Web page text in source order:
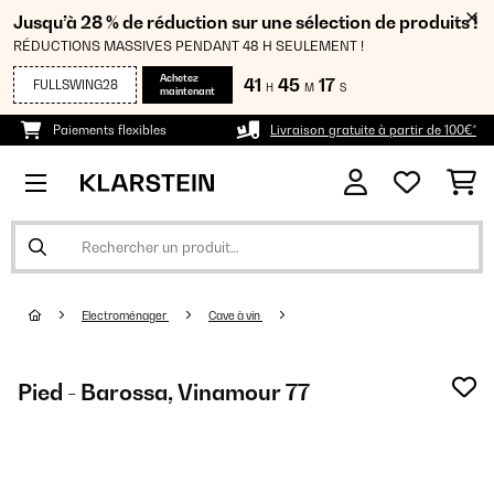
Jusqu’à 28 % de réduction sur une sélection de produits !
RÉDUCTIONS MASSIVES PENDANT 48 H SEULEMENT !
FULLSWING28
Achetez
maintenant
41 H 45 M 16 S
Paiements flexibles Livraison gratuite à partir de 100€*
Electroménager Cave à vin
Pied - Barossa, Vinamour 77